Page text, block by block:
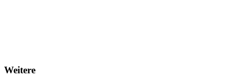
Weitere